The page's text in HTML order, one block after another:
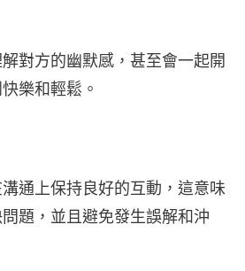
對方的幽默感，甚至會一起開
樂和輕鬆。
通上保持良好的互動，這意味
題，並且避免發生誤解和沖